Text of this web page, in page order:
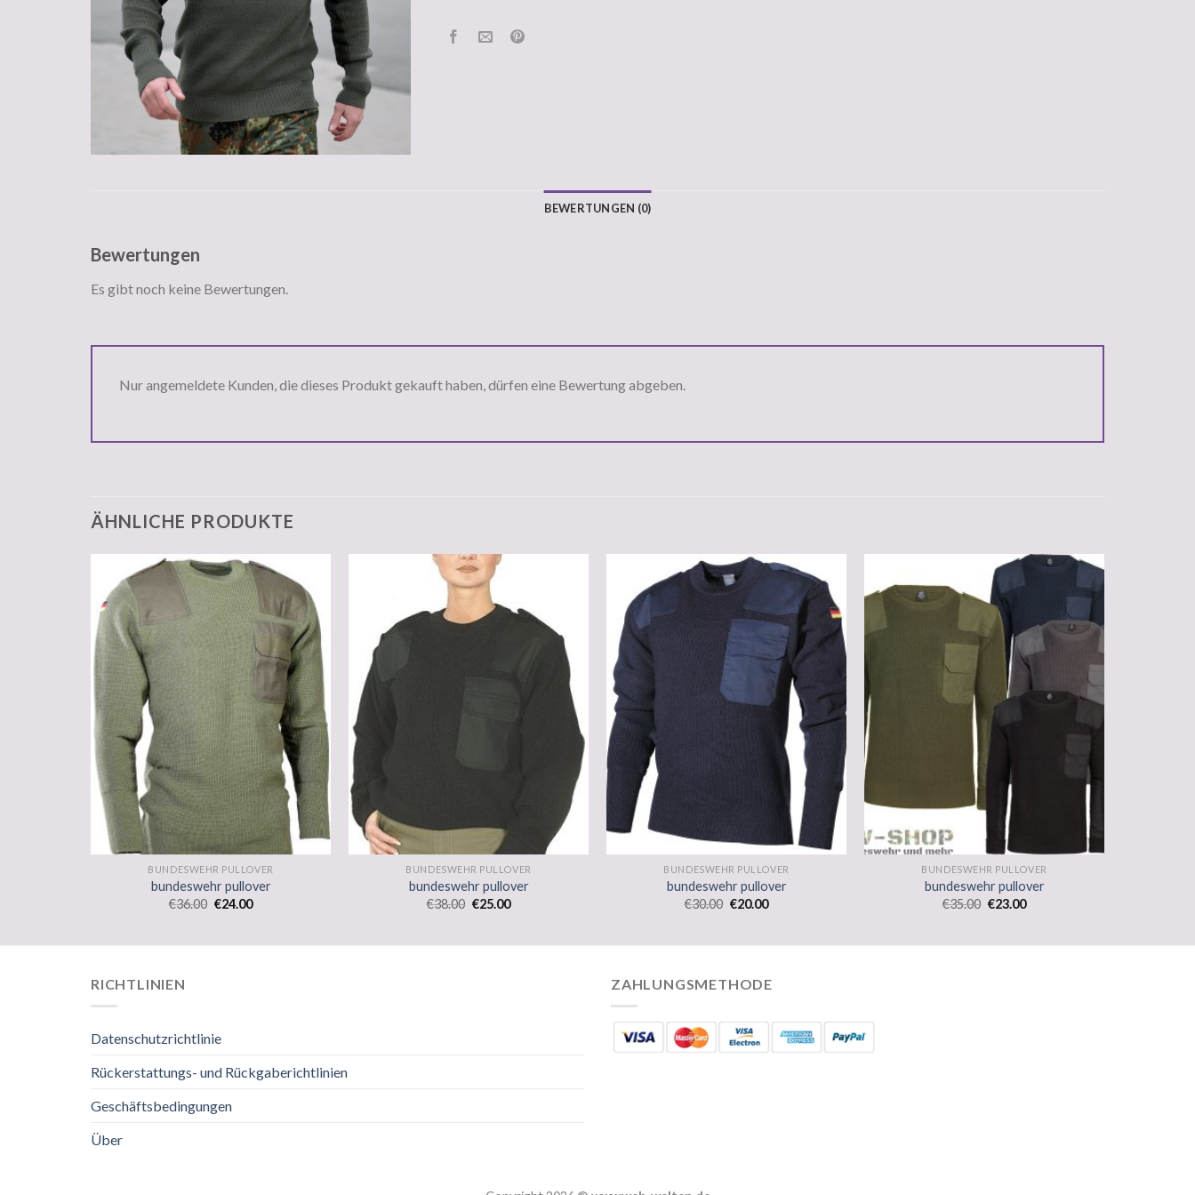
BEWERTUNGEN (0)
Bewertungen
Es gibt noch keine Bewertungen.
Nur angemeldete Kunden, die dieses Produkt gekauft haben, dürfen eine Bewertung abgeben.
ÄHNLICHE PRODUKTE
BUNDESWEHR PULLOVER
bundeswehr pullover
€36.00 €24.00
BUNDESWEHR PULLOVER
bundeswehr pullover
€38.00 €25.00
BUNDESWEHR PULLOVER
bundeswehr pullover
€30.00 €20.00
BUNDESWEHR PULLOVER
bundeswehr pullover
€35.00 €23.00
RICHTLINIEN
Datenschutzrichtlinie
Rückerstattungs- und Rückgaberichtlinien
Geschäftsbedingungen
Über
ZAHLUNGSMETHODE